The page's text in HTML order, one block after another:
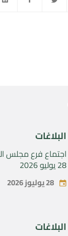
البلاغات
اجتماع فرع مجلس
28 يوليو 2026
28 يوليوز 2026
البلاغات